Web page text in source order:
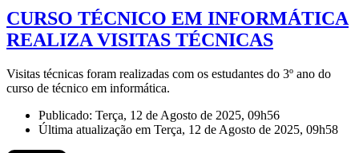
CURSO TÉCNICO EM INFORMÁTICA
REALIZA VISITAS TÉCNICAS
Visitas técnicas foram realizadas com os estudantes do 3º ano do
curso de técnico em informática.
Publicado: Terça, 12 de Agosto de 2025, 09h56
Última atualização em Terça, 12 de Agosto de 2025, 09h58